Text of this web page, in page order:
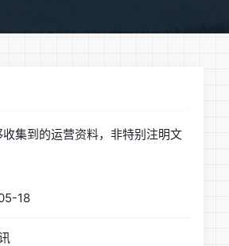
集到的运营资料，非特别注明文
18